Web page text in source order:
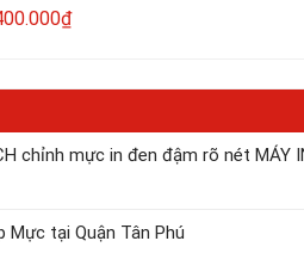
₫
chỉnh mực in đen đậm rõ nét MÁY
Mực tại Quận Tân Phú